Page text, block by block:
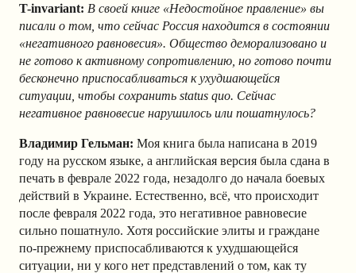
T-invariant: В своей книге «Недостойное правление» вы
писали о том, что сейчас Россия находится в состоянии
«негативного равновесия». Общество деморализовано и
не готово к активному сопротивлению, но готово почти
бесконечно приспосабливаться к ухудшающейся
ситуации, чтобы сохранить status quo. Сейчас
негативное равновесие нарушилось или пошатнулось?
Владимир Гельман: Моя книга была написана в 2019
году на русском языке, а английская версия была сдана в
печать в феврале 2022 года, незадолго до начала боевых
действий в Украине. Естественно, всё, что происходит
после февраля 2022 года, это негативное равновесие
сильно пошатнуло. Хотя российские элиты и граждане
по-прежнему приспосабливаются к ухудшающейся
ситуации, ни у кого нет представлений о том, как ту